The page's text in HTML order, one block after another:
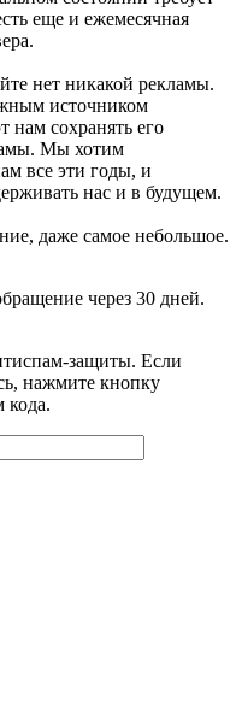
еще и ежемесячная
нет никакой рекламы.
источником
нам сохранять его
Мы хотим
все эти годы, и
нас и в будущем.
даже самое небольшое.
через 30 дней.
защиты. Если
нажмите кнопку
кода.